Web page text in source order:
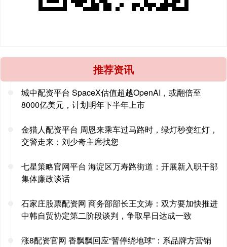
推荐资讯
城中配资平台 SpaceX估值超越OpenAI，或翻倍至
8000亿美元，计划明年下半年上市
金猎人配资平台 周恩来乘车过马路时，绿灯秒变红灯，
交警走来：刘少奇主席找您
七星策略官网平台 海淀区万寿路街道：开展新入职干部
集体廉政谈话
石家庄股票配资网 商务部部长王文涛：双方要加快推进
中韩自贸协定第二阶段谈判，争取早日达成一致
涨8配资官网 香飘飘回应“暂停绕地球”：系品牌方营销